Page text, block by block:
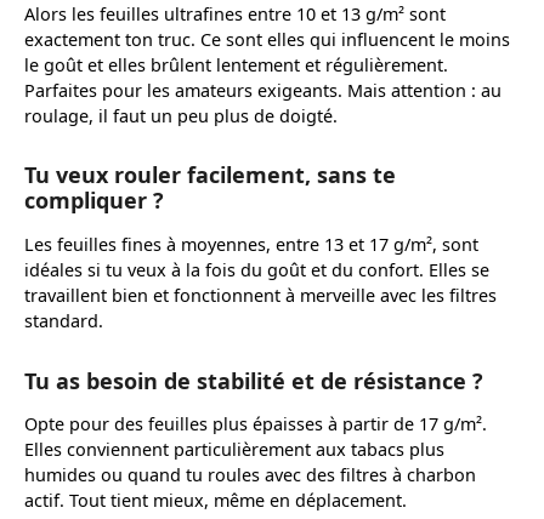
Alors les feuilles ultrafines entre 10 et 13 g/m² sont
exactement ton truc. Ce sont elles qui influencent le moins
le goût et elles brûlent lentement et régulièrement.
Parfaites pour les amateurs exigeants. Mais attention : au
roulage, il faut un peu plus de doigté.
Tu veux rouler facilement, sans te
compliquer ?
Les feuilles fines à moyennes, entre 13 et 17 g/m², sont
idéales si tu veux à la fois du goût et du confort. Elles se
travaillent bien et fonctionnent à merveille avec les filtres
standard.
Tu as besoin de stabilité et de résistance ?
Opte pour des feuilles plus épaisses à partir de 17 g/m².
Elles conviennent particulièrement aux tabacs plus
humides ou quand tu roules avec des filtres à charbon
actif. Tout tient mieux, même en déplacement.